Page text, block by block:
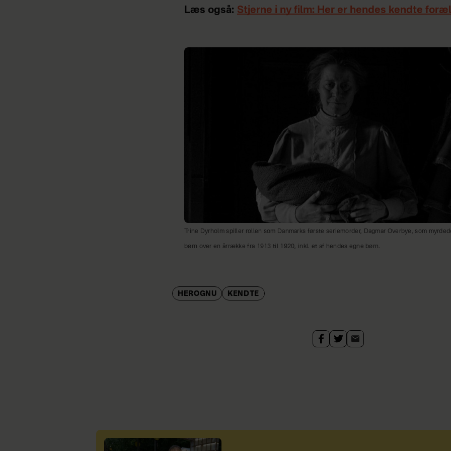
Læs også: Stjerne i ny film: Her er hendes kendte
Trine Dyrholm spiller rollen som Danmarks første seriemorder, Dagmar Overbye, som
børn over en årrække fra 1913 til 1920, inkl. et af hendes egne børn.
HEROGNU KENDTE